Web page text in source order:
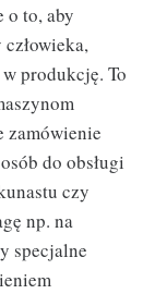
to, aby
produkcję. To
zamówienie
do obsługi
czy
np. na
specjalne